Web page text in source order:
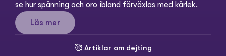
se hur spänning och oro ibland förväxlas med kärlek.
Läs mer
🥰 Artiklar om dejting